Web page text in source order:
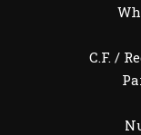
C.F. /